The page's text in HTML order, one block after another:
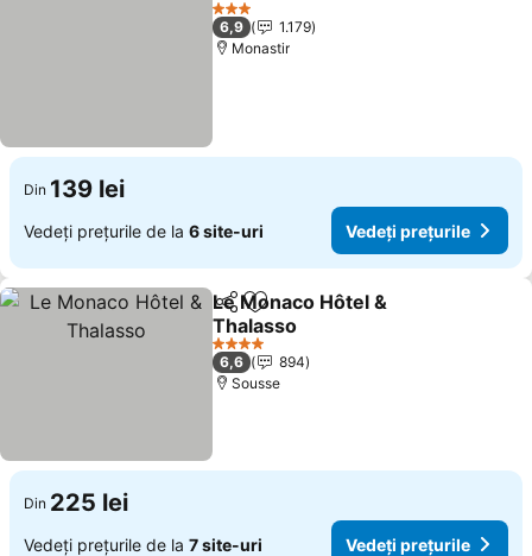
3 Stele
6,9
1.179
Monastir
Din 139 lei
Vedeți prețurile de la 6 site-uri Vedeți prețurile
DistribuițiAdăugaţi la favorite
Le Monaco Hôtel &
Thalasso
Vedeți prețurile
4 Stele
6,6
894
Sousse
Din 225 lei
Vedeți prețurile de la 7 site-uri Vedeți prețurile